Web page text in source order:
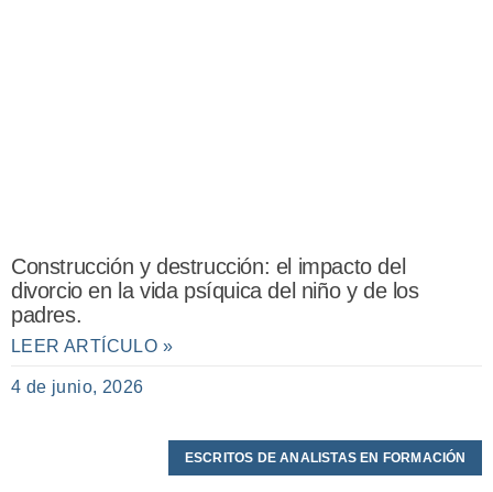
Construcción y destrucción: el impacto del
divorcio en la vida psíquica del niño y de los
padres.
LEER ARTÍCULO »
4 de junio, 2026
ESCRITOS DE ANALISTAS EN FORMACIÓN